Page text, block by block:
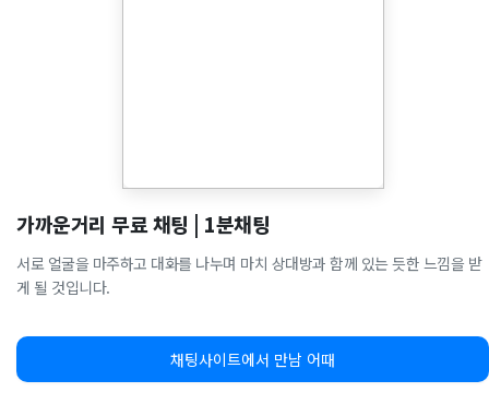
가까운거리 무료 채팅 | 1분채팅
서로 얼굴을 마주하고 대화를 나누며 마치 상대방과 함께 있는 듯한 느낌을 받
게 될 것입니다.
채팅사이트에서 만남 어때